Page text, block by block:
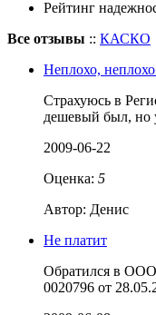
Рейтинг
Все отзывы :: КАСКО
Неплохо,
Страхуюсь в
дешевый был, но
2009-06-22
Оценка: 5
Автор: Денис
Не платит
Обратился в ООО
0020796 от